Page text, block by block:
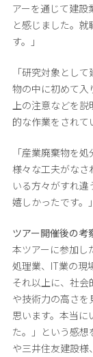
アーを通じて建設
と感じました。
す。」
「研究対象とし
物の中に初めて入
上の注意などを説
的な作業をされて
「産業廃棄物を
様々な工夫がなさ
いる方々がすれ
嬉しかったです。」
ツアー開催後の考
本ツアーに参加し
処理業、IT業の現
それ以上に、社
や技術力の高さを
思います。本当に
た。」という感
や三井住友建設様